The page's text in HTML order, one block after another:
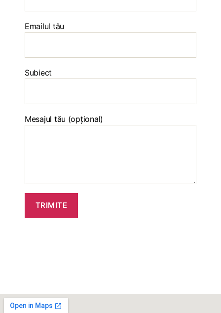
Emailul tău
Subiect
Mesajul tău (opțional)